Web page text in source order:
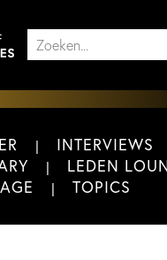
INTERVIEWS
LEDEN
TOPICS